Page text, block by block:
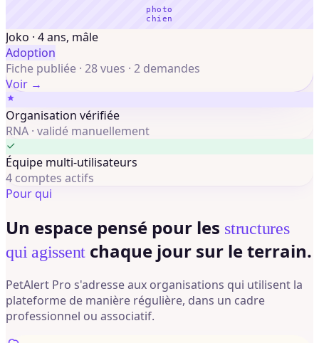
photo
chien
Joko · 4 ans, mâle
Adoption
Fiche publiée · 28 vues · 2 demandes
Voir →
Organisation vérifiée
RNA · validé manuellement
Équipe multi-utilisateurs
4 comptes actifs
Pour qui
Un espace pensé pour les structures
qui agissent chaque jour sur le terrain.
PetAlert Pro s'adresse aux organisations qui utilisent la
plateforme de manière régulière, dans un cadre
professionnel ou associatif.